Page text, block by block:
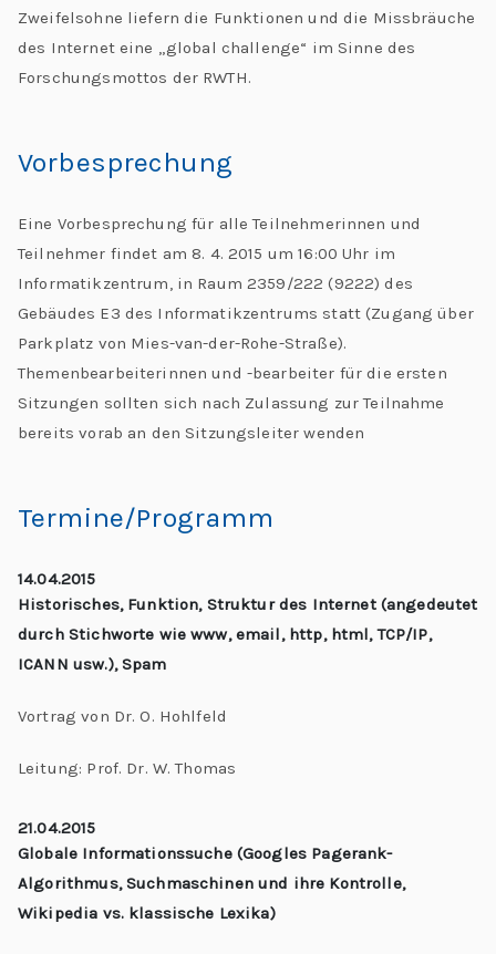
Zweifelsohne liefern die Funktionen und die Missbräuche
des Internet eine „global challenge“ im Sinne des
Forschungsmottos der RWTH.
Vorbesprechung
Eine Vorbesprechung für alle Teilnehmerinnen und
Teilnehmer findet am 8. 4. 2015 um 16:00 Uhr im
Informatikzentrum, in Raum 2359/222 (9222) des
Gebäudes E3 des Informatikzentrums statt (Zugang über
Parkplatz von Mies-van-der-Rohe-Straße).
Themenbearbeiterinnen und -bearbeiter für die ersten
Sitzungen sollten sich nach Zulassung zur Teilnahme
bereits vorab an den Sitzungsleiter wenden
Termine/Programm
14.04.2015
Historisches, Funktion, Struktur des Internet (angedeutet
durch Stichworte wie www, email, http, html, TCP/IP,
ICANN usw.), Spam
Vortrag von Dr. O. Hohlfeld
Leitung: Prof. Dr. W. Thomas
21.04.2015
Globale Informationssuche (Googles Pagerank-
Algorithmus, Suchmaschinen und ihre Kontrolle,
Wikipedia vs. klassische Lexika)